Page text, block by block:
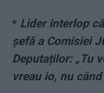
* Lider interlop
șefă a Comisiei
Deputaților: „Tu
vreau io, nu